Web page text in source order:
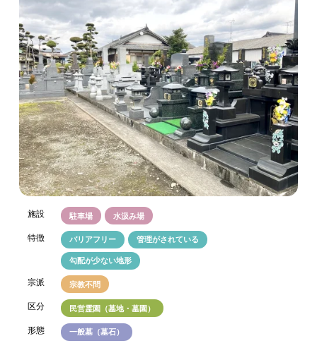
施設 駐車場 水汲み場
特徴 バリアフリー 管理がされている
勾配が少ない地形
宗派 宗教不問
区分 民営霊園（墓地・墓園）
形態 一般墓（墓石）